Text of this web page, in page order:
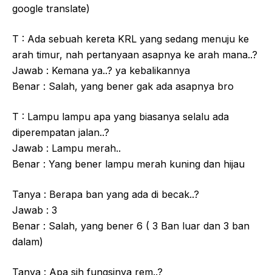
google translate)
T : Ada sebuah kereta KRL yang sedang menuju ke
arah timur, nah pertanyaan asapnya ke arah mana..?
Jawab : Kemana ya..? ya kebalikannya
Benar : Salah, yang bener gak ada asapnya bro
T : Lampu lampu apa yang biasanya selalu ada
diperempatan jalan..?
Jawab : Lampu merah..
Benar : Yang bener lampu merah kuning dan hijau
Tanya : Berapa ban yang ada di becak..?
Jawab : 3
Benar : Salah, yang bener 6 ( 3 Ban luar dan 3 ban
dalam)
Tanya : Apa sih fungsinya rem..?